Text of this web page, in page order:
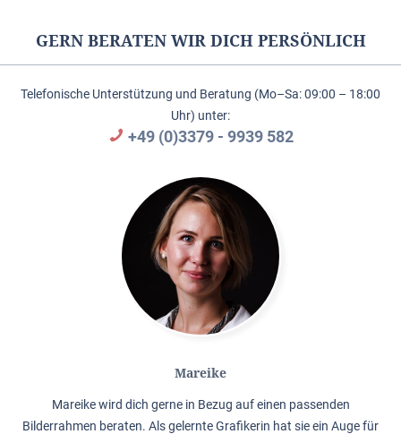
GERN BERATEN WIR DICH PERSÖNLICH
Telefonische Unterstützung und Beratung (Mo–Sa: 09:00 – 18:00
Uhr) unter:
+49 (0)3379 - 9939 582
Mareike
Mareike wird dich gerne in Bezug auf einen passenden
Bilderrahmen beraten. Als gelernte Grafikerin hat sie ein Auge für